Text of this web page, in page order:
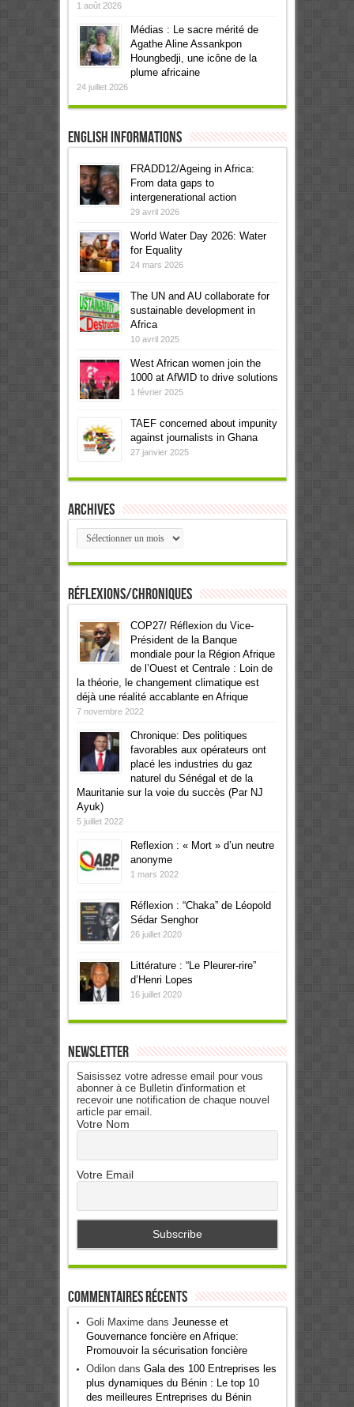
1 août 2026
Médias : Le sacre mérité de
Agathe Aline Assankpon
Houngbedji, une icône de la
plume africaine
24 juillet 2026
English informations
FRADD12/Ageing in Africa:
From data gaps to
intergenerational action
29 avril 2026
World Water Day 2026: Water
for Equality
24 mars 2026
The UN and AU collaborate for
sustainable development in
Africa
10 avril 2025
West African women join the
1000 at AfWID to drive solutions
1 février 2025
TAEF concerned about impunity
against journalists in Ghana
27 janvier 2025
Archives
Archives
Réflexions/Chroniques
COP27/ Réflexion du Vice-
Président de la Banque
mondiale pour la Région Afrique
de l’Ouest et Centrale : Loin de
la théorie, le changement climatique est
déjà une réalité accablante en Afrique
7 novembre 2022
Chronique: Des politiques
favorables aux opérateurs ont
placé les industries du gaz
naturel du Sénégal et de la
Mauritanie sur la voie du succès (Par NJ
Ayuk)
5 juillet 2022
Reflexion : « Mort » d’un neutre
anonyme
1 mars 2022
Réflexion : “Chaka” de Léopold
Sédar Senghor
26 juillet 2020
Littérature : “Le Pleurer-rire”
d’Henri Lopes
16 juillet 2020
Newsletter
Saisissez votre adresse email pour vous
abonner à ce Bulletin d'information et
recevoir une notification de chaque nouvel
article par email.
Votre Nom
Votre Email
Commentaires récents
Goli Maximedans Jeunesse et
Gouvernance foncière en Afrique:
Promouvoir la sécurisation foncière
Odilondans Gala des 100 Entreprises les
plus dynamiques du Bénin : Le top 10
des meilleures Entreprises du Bénin